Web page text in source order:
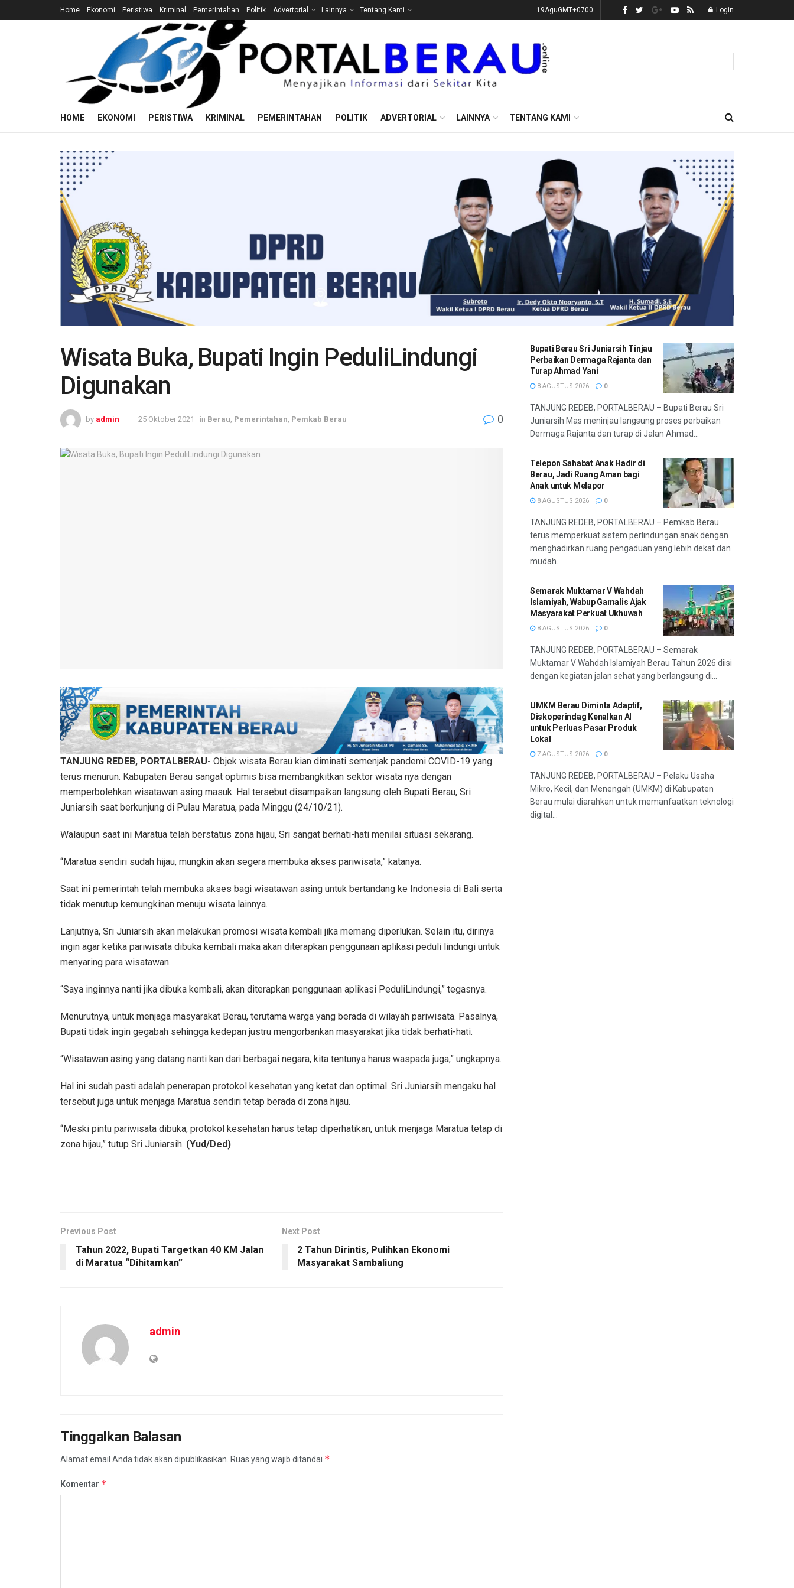
Home Ekonomi Peristiwa Kriminal Pemerintahan Politik Advertorial Lainnya Tentang Kami 19AguGMT+0700 Login
HOME EKONOMI PERISTIWA KRIMINAL PEMERINTAHAN POLITIK ADVERTORIAL LAINNYA TENTANG KAMI
Wisata Buka, Bupati Ingin PeduliLindungi
Digunakan
by admin 25 Oktober 2021 in Berau, Pemerintahan, Pemkab Berau 0
TANJUNG REDEB, PORTALBERAU- Objek wisata Berau kian diminati semenjak pandemi COVID-19 yang
terus menurun. Kabupaten Berau sangat optimis bisa membangkitkan sektor wisata nya dengan
memperbolehkan wisatawan asing masuk. Hal tersebut disampaikan langsung oleh Bupati Berau, Sri
Juniarsih saat berkunjung di Pulau Maratua, pada Minggu (24/10/21).
Walaupun saat ini Maratua telah berstatus zona hijau, Sri sangat berhati-hati menilai situasi sekarang.
“Maratua sendiri sudah hijau, mungkin akan segera membuka akses pariwisata,” katanya.
Saat ini pemerintah telah membuka akses bagi wisatawan asing untuk bertandang ke Indonesia di Bali serta
tidak menutup kemungkinan menuju wisata lainnya.
Lanjutnya, Sri Juniarsih akan melakukan promosi wisata kembali jika memang diperlukan. Selain itu, dirinya
ingin agar ketika pariwisata dibuka kembali maka akan diterapkan penggunaan aplikasi peduli lindungi untuk
menyaring para wisatawan.
“Saya inginnya nanti jika dibuka kembali, akan diterapkan penggunaan aplikasi PeduliLindungi,” tegasnya.
Menurutnya, untuk menjaga masyarakat Berau, terutama warga yang berada di wilayah pariwisata. Pasalnya,
Bupati tidak ingin gegabah sehingga kedepan justru mengorbankan masyarakat jika tidak berhati-hati.
“Wisatawan asing yang datang nanti kan dari berbagai negara, kita tentunya harus waspada juga,” ungkapnya.
Hal ini sudah pasti adalah penerapan protokol kesehatan yang ketat dan optimal. Sri Juniarsih mengaku hal
tersebut juga untuk menjaga Maratua sendiri tetap berada di zona hijau.
“Meski pintu pariwisata dibuka, protokol kesehatan harus tetap diperhatikan, untuk menjaga Maratua tetap di
zona hijau,” tutup Sri Juniarsih. (Yud/Ded)
Previous Post
Tahun 2022, Bupati Targetkan 40 KM Jalan
di Maratua “Dihitamkan”
Next Post
2 Tahun Dirintis, Pulihkan Ekonomi
Masyarakat Sambaliung
admin
Tinggalkan Balasan
Alamat email Anda tidak akan dipublikasikan. Ruas yang wajib ditandai *
Komentar *
Bupati Berau Sri Juniarsih Tinjau
Perbaikan Dermaga Rajanta dan
Turap Ahmad Yani
8 AGUSTUS 2026 0
TANJUNG REDEB, PORTALBERAU – Bupati Berau Sri
Juniarsih Mas meninjau langsung proses perbaikan
Dermaga Rajanta dan turap di Jalan Ahmad...
Telepon Sahabat Anak Hadir di
Berau, Jadi Ruang Aman bagi
Anak untuk Melapor
8 AGUSTUS 2026 0
TANJUNG REDEB, PORTALBERAU – Pemkab Berau
terus memperkuat sistem perlindungan anak dengan
menghadirkan ruang pengaduan yang lebih dekat dan
mudah...
Semarak Muktamar V Wahdah
Islamiyah, Wabup Gamalis Ajak
Masyarakat Perkuat Ukhuwah
8 AGUSTUS 2026 0
TANJUNG REDEB, PORTALBERAU – Semarak
Muktamar V Wahdah Islamiyah Berau Tahun 2026 diisi
dengan kegiatan jalan sehat yang berlangsung di...
UMKM Berau Diminta Adaptif,
Diskoperindag Kenalkan AI
untuk Perluas Pasar Produk
Lokal
7 AGUSTUS 2026 0
TANJUNG REDEB, PORTALBERAU – Pelaku Usaha
Mikro, Kecil, dan Menengah (UMKM) di Kabupaten
Berau mulai diarahkan untuk memanfaatkan teknologi
digital...